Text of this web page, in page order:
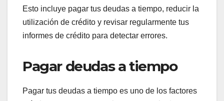
Esto incluye pagar tus deudas a tiempo, reducir la
utilización de crédito y revisar regularmente tus
informes de crédito para detectar errores.
Pagar deudas a tiempo
Pagar tus deudas a tiempo es uno de los factores